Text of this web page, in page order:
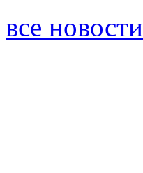
все новости